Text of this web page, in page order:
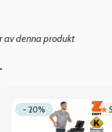
av denna produkt
- 20% 5